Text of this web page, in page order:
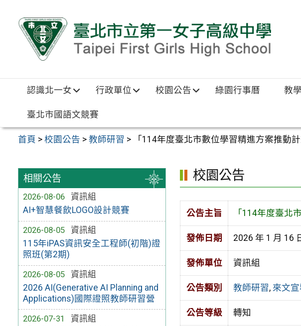
認識北一女 行政單位 校園公告 綠園行事曆 教
臺北市國語文競賽
首頁 >校園公告 >教師研習 > 「114年度臺北市數位學習精進方案推動
相關公告
2026-08-06
資訊組
AI+智慧餐飲LOGO設計競賽
2026-08-05
資訊組
115年iPAS資訊安全工程師(初階)證
照班(第2期)
2026-08-05
資訊組
2026 AI(Generative AI Planning and
Applications)國際證照教師研習營
2026-07-31
資訊組
校園公告
公告主旨 「114年度臺北
發佈日期 2026 年 1 月 16
發佈單位 資訊組
公告類別 教師研習, 來文宣
公告等級 轉知